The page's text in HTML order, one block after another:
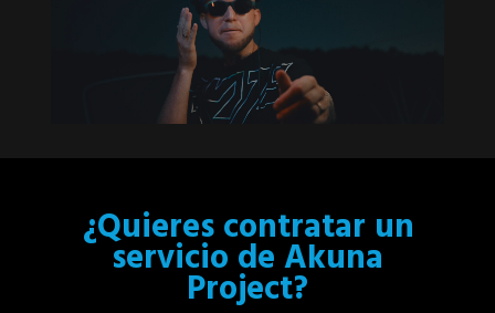
¿Quieres contratar un
servicio de Akuna
Project?